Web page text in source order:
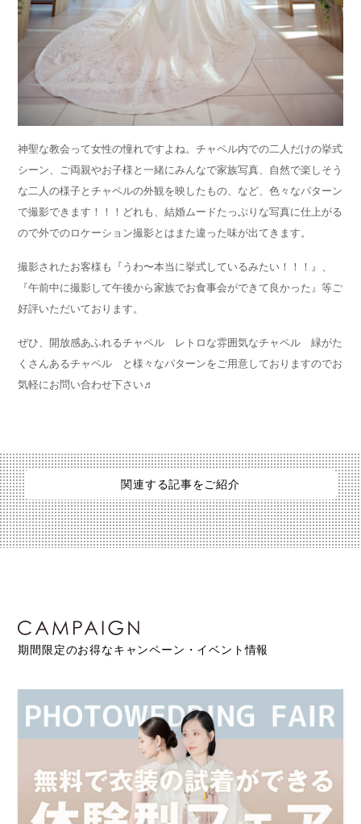
神聖な教会って女性の憧れですよね。チャペル内での二人だけの挙式
シーン、ご両親やお子様と一緒にみんなで家族写真、自然で楽しそう
な二人の様子とチャペルの外観を映したもの、など、色々なパターン
で撮影できます！！！どれも、結婚ムードたっぷりな写真に仕上がる
ので外でのロケーション撮影とはまた違った味が出てきます。
撮影されたお客様も『うわ〜本当に挙式しているみたい！！！』、
『午前中に撮影して午後から家族でお食事会ができて良かった』等ご
好評いただいております。
ぜひ、開放感あふれるチャペル レトロな雰囲気なチャペル 緑がた
くさんあるチャペル と様々なパターンをご用意しておりますのでお
気軽にお問い合わせ下さい♬
関連する記事をご紹介
期間限定のお得なキャンペーン・イベント情報